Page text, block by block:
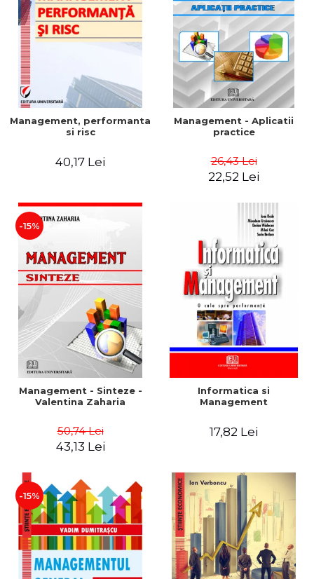
Management, performanta
si risc
40,17 Lei
Management - Aplicatii
practice
26,43 Lei
22,52 Lei
-15%
Management - Sinteze -
Valentina Zaharia
50,74 Lei
43,13 Lei
Informatica si
Management
17,82 Lei
-15%